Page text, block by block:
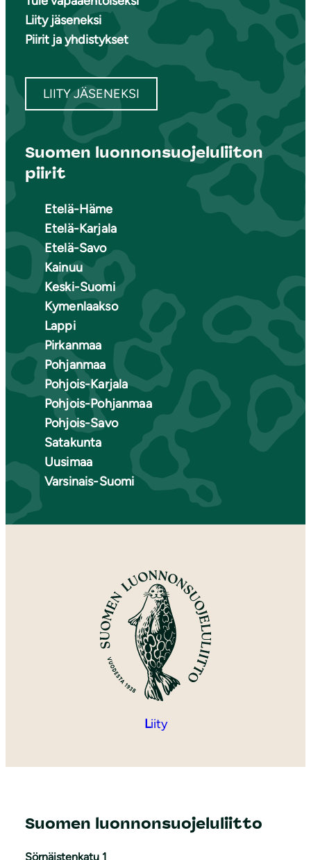
Liity jäseneksi
Piirit ja yhdistykset
LIITY JÄSENEKSI
Suomen luonnonsuojeluliiton
piirit
Etelä-Häme
Etelä-Karjala
Etelä-Savo
Kainuu
Keski-Suomi
Kymenlaakso
Lappi
Pirkanmaa
Pohjanmaa
Pohjois-Karjala
Pohjois-Pohjanmaa
Pohjois-Savo
Satakunta
Uusimaa
Varsinais-Suomi
Liity
Suomen luonnonsuojeluliitto
Sörnäistenkatu 1